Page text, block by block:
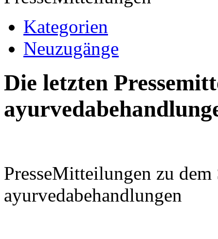
Kategorien
Neuzugänge
Die letzten
PresseMitteilungen zu
ayurvedabehandlungen